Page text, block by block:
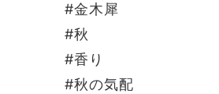
#金木犀
#秋
#香り
#秋の気配